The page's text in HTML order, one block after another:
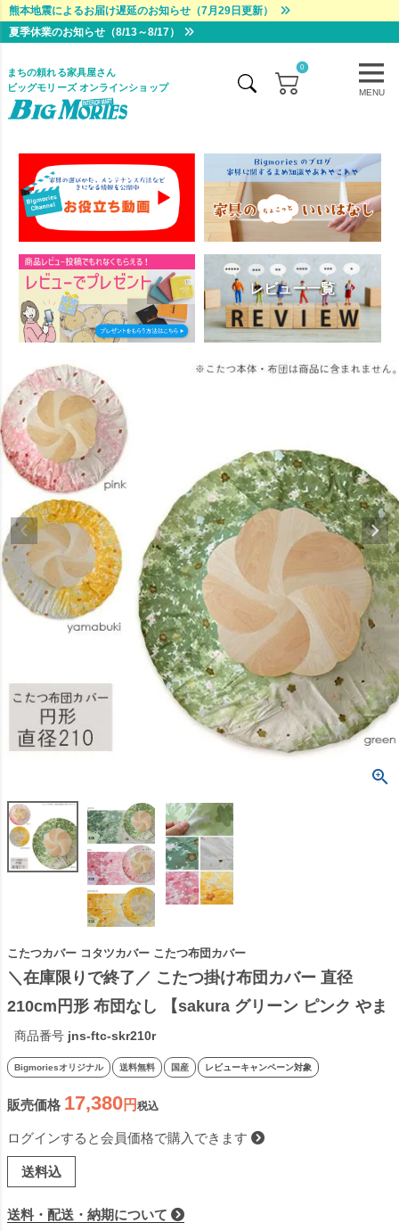
熊本地震によるお届け遅延のお知らせ（7月29日更新）
夏季休業のお知らせ（8/13～8/17）
MENU
まちの頼れる家具屋さん
ビッグモリーズ オンラインショップ
0
レビュー一覧
こたつカバー コタツカバー こたつ布団カバー
＼在庫限りで終了／ こたつ掛け布団カバー 直径
210cm円形 布団なし 【sakura グリーン ピンク やま
ぶき】円形 丸形 円型 桜 花柄 φ210cm イエロー 黄
色 緑色国産 日本製 ビッグモリーズ
商品番号 jns-ftc-skr210r
Bigmoriesオリジナル 送料無料 国産 レビューキャンペーン対象
販売価格 17,380 税込
ログインすると会員価格で購入できます
送料込
送料・配送・納期について